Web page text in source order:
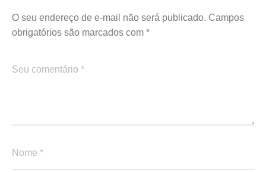
O seu endereço de e-mail não será publicado. Campos
obrigatórios são marcados com *